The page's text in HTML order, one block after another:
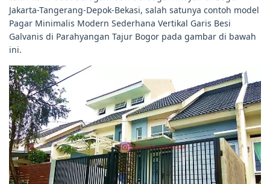
Jakarta-Tangerang-Depok-Bekasi, salah satunya contoh model
Pagar Minimalis Modern Sederhana Vertikal Garis Besi
Galvanis di Parahyangan Tajur Bogor pada gambar di bawah
ini.